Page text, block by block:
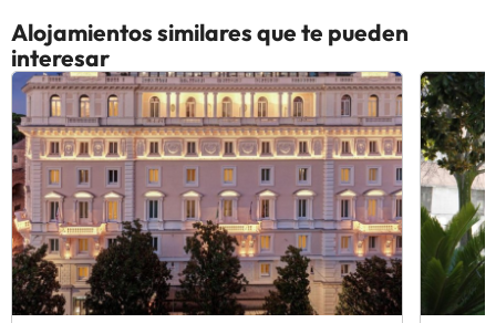
Alojamientos similares que te pueden
interesar